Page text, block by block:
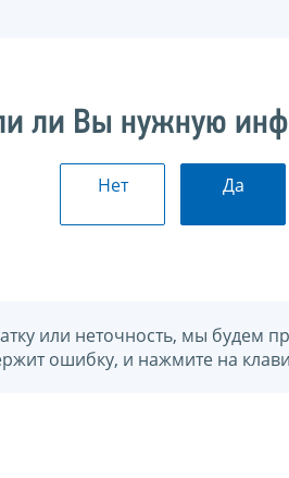
ли Вы нужную
Нет Да
или неточность, мы будем
ошибку, и нажмите на